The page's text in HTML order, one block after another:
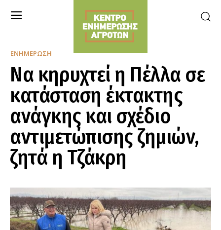
ΕΝΗΜΈΡΩΣΗ
Να κηρυχτεί η Πέλλα σε
κατάσταση έκτακτης
ανάγκης και σχέδιο
αντιμετώπισης ζημιών,
ζητά η Τζάκρη